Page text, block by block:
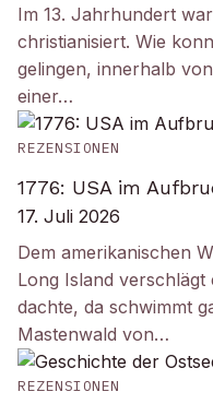
Im 13. Jahrhundert
christianisiert. Wie
gelingen, innerhalb
einer…
REZENSIONEN
1776: USA im
17. Juli 2026
Dem amerikanischen
Long Island verschlägt
dachte, da schwimmt
Mastenwald von…
REZENSIONEN